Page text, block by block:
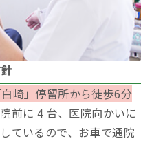
崎」停留所から徒歩6分
前に 4 台、医院向かいに
ているので、お車で通院